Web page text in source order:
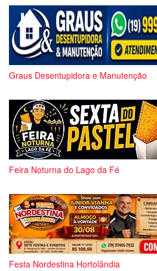
Graus Desentupidora e Manutenção
Feira Noturna do Lago da Fé
Festa Nordestina Hortolândia